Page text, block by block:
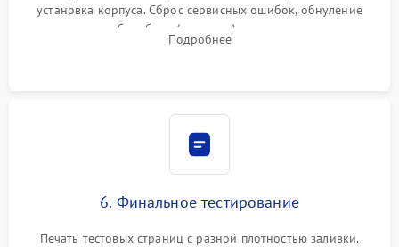
установка корпуса. Сброс сервисных ошибок, обнуление
счетчиков абсорбера (памперса) или узла переноса,
обновление прошивки и программная калибровка аппарата.
Подробнее
6. Финальное тестирование
Печать тестовых страниц с разной плотностью заливки.